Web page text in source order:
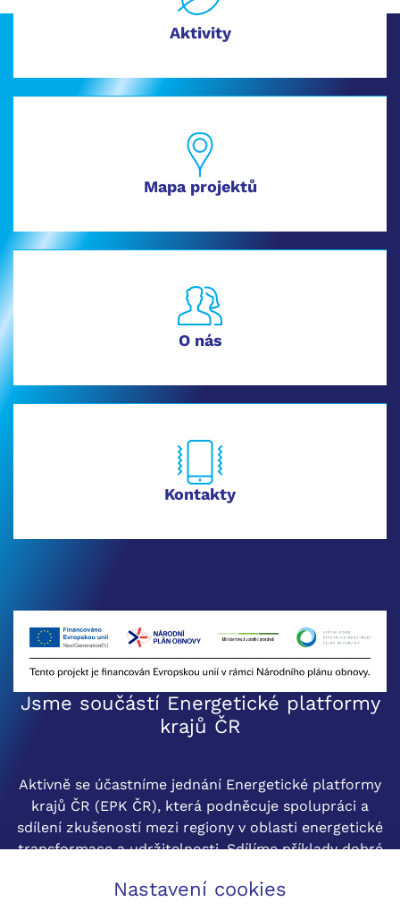
Nastavení cookies
Aktivity
Mapa projektů
O nás
Kontakty
Jsme součástí Energetické platformy
krajů ČR
Aktivně se účastníme jednání Energetické platformy
krajů ČR (EPK ČR), která podněcuje spolupráci a
sdílení zkušeností mezi regiony v oblasti energetické
transformace a udržitelnosti. Sdílíme příklady dobré